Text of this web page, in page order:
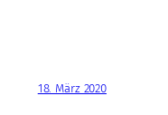
18. März 2020